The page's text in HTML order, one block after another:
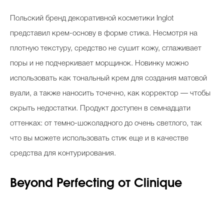
Польский бренд декоративной косметики Inglot
представил крем-основу в форме стика. Несмотря на
плотную текстуру, средство не сушит кожу, сглаживает
поры и не подчеркивает морщинок. Новинку можно
использовать как тональный крем для создания матовой
вуали, а также наносить точечно, как корректор — чтобы
скрыть недостатки. Продукт доступен в семнадцати
оттенках: от темно-шоколадного до очень светлого, так
что вы можете использовать стик еще и в качестве
средства для контурирования.
Beyond Perfecting от Clinique